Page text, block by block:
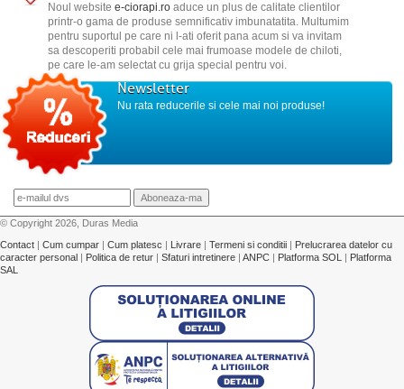
Noul website e-ciorapi.roaduce un plus de calitate clientilor
printr-o gama de produse semnificativ imbunatatita. Multumim
pentru suportul pe care ni l-ati oferit pana acum si va invitam
sa descoperiti probabil cele mai frumoase modele de chiloti,
pe care le-am selectat cu grija special pentru voi.
Newsletter
Nu rata reducerile si cele mai noi produse!
© Copyright 2026, Duras Media
Contact | Cum cumpar | Cum platesc | Livrare | Termeni si conditii | Prelucrarea datelor cu
caracter personal | Politica de retur | Sfaturi intretinere | ANPC | Platforma SOL | Platforma
SAL